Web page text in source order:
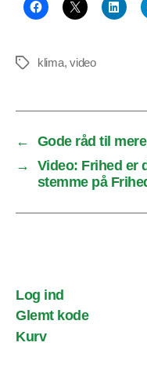
Tags klima,video
←
Gode råd til
→
Video: Frihed er
stemme på
Log ind
Glemt kode
Kurv